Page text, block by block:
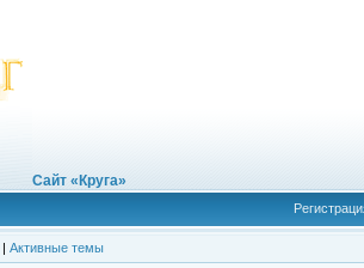
Сайт «Круга»
| Активные темы